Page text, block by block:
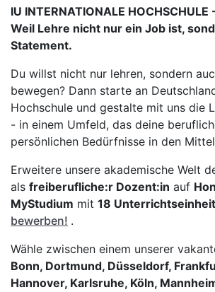
IU INTERNATIONALE
Weil Lehre nicht nur ein Job ist,
Statement.
Du willst nicht nur lehren, sondern
bewegen? Dann starte an
Hochschule und gestalte mit uns die
- in einem Umfeld, das deine
persönlichen Bedürfnisse in den
Erweitere unsere akademische Welt
als freiberufliche:r Dozent:in auf
MyStudium mit 18
bewerben! .
Wähle zwischen einem unserer
Bonn, Dortmund, Düsseldorf,
Hannover, Karlsruhe, Köln,